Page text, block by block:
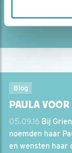
Blog
PAULA
05.09.16 Bij
noemden haar
en wensten haar